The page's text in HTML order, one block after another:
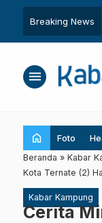
Breaking News
Ukurannya juga Makin
menu
home Foto
Beranda » Kabar
Kota Ternate (2)
Kabar Kampung
Cerita